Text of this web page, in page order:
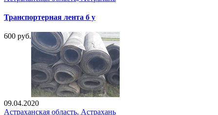
Транспортерная лента б у
600 руб.
09.04.2020
Астраханская область, Астрахань